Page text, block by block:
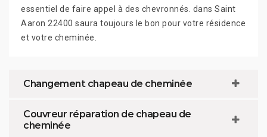
essentiel de faire appel à des chevronnés. dans Saint
Aaron 22400 saura toujours le bon pour votre résidence
et votre cheminée.
Changement chapeau de cheminée
Couvreur réparation de chapeau de
cheminée